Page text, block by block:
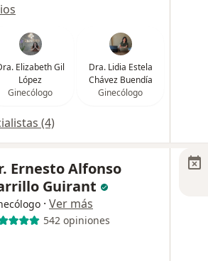
Elizabeth Gil
López
Ginecólogo
Dra. Lidia Estela
Chávez Buendía
Ginecólogo
(4)
Ernesto Alfonso
Guirant
· Ver más
542 opiniones